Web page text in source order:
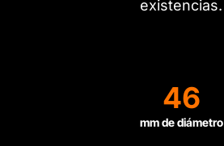
existencias.
46
mm de diámetro